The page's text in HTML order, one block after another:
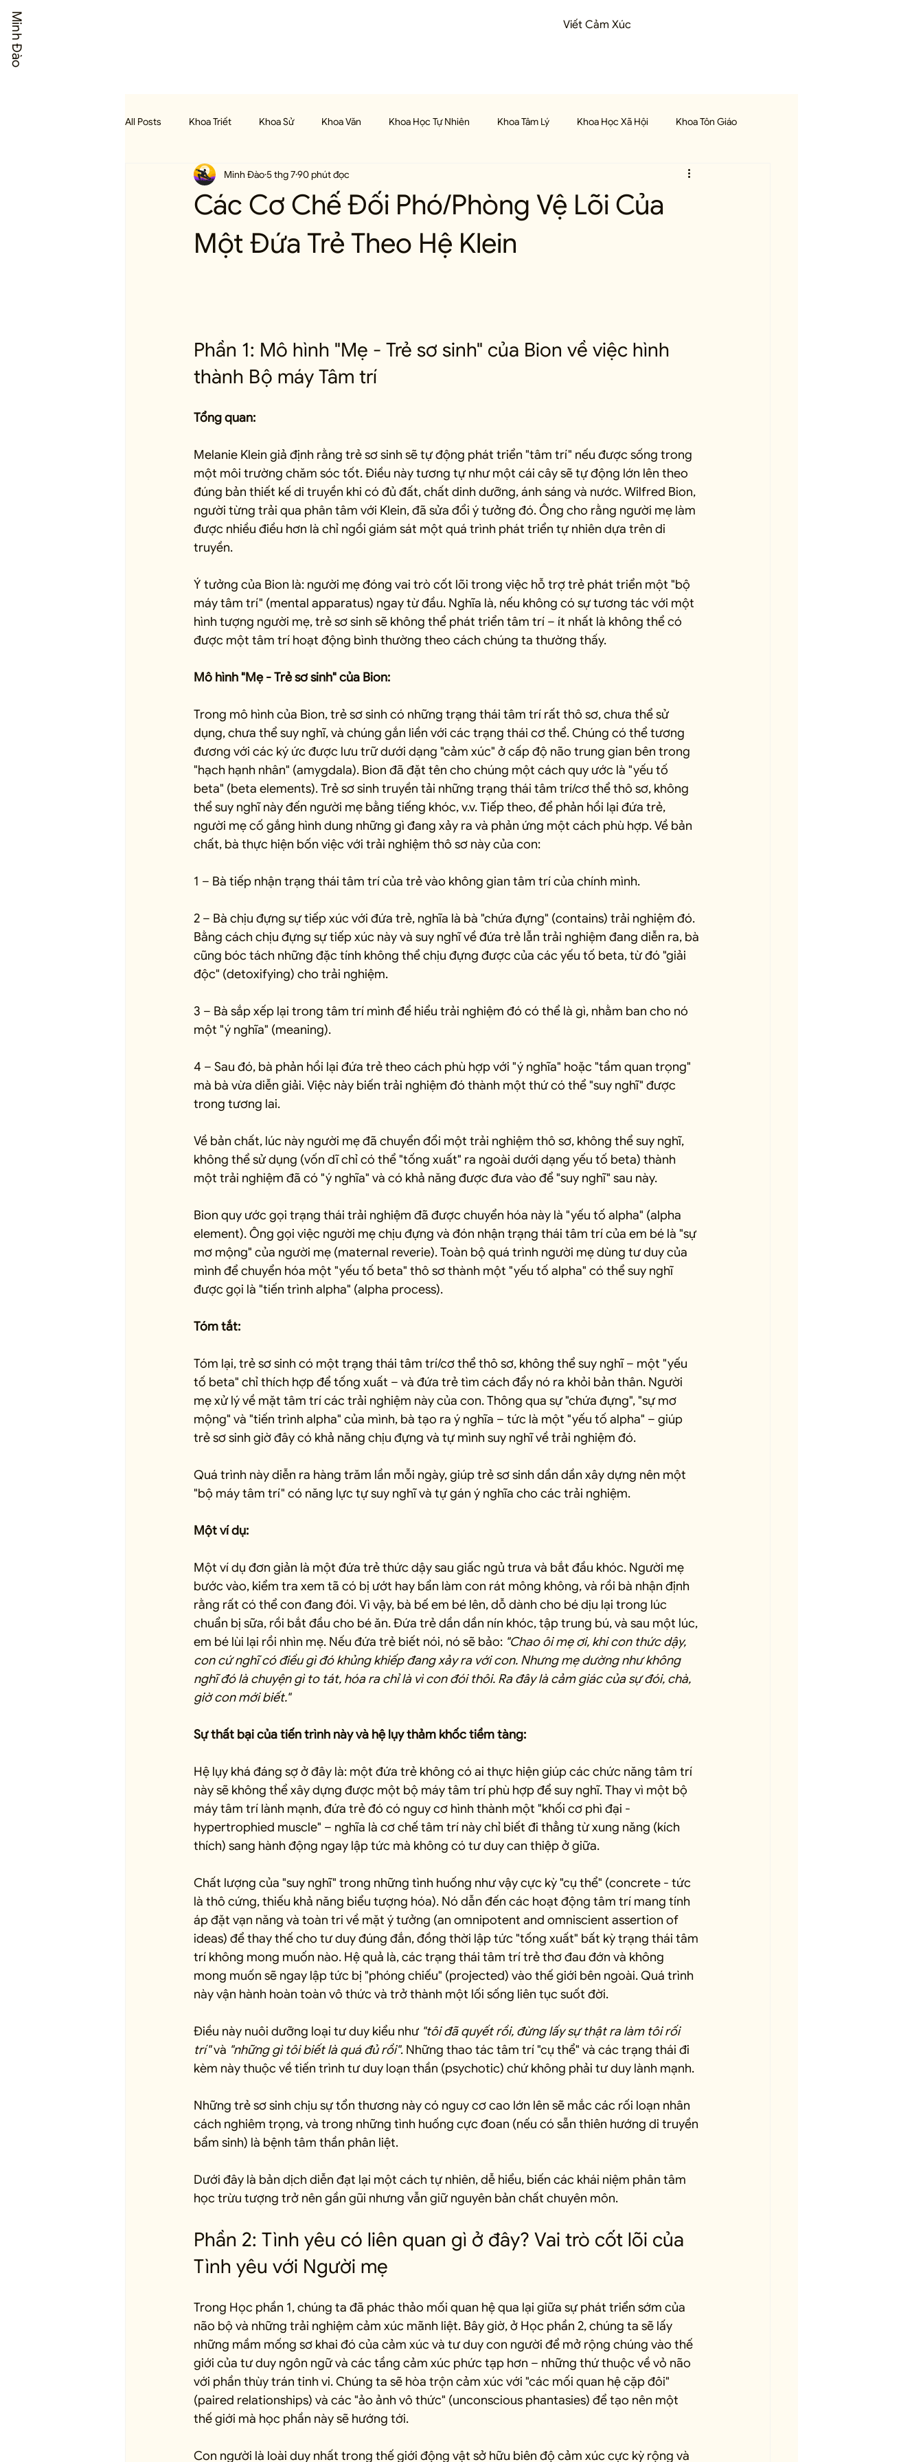
Minh Đào Viết Cảm Xúc
All Posts Khoa Triết Khoa Sử Khoa Văn Khoa Học Tự Nhiên Khoa Tâm Lý Khoa Học Xã Hội Khoa Tôn Giáo
Khoa Nghệ Thuật Khoa Anh Văn Top Báo Học Viết
Các Cơ Chế Đối Phó/Phòng Vệ Lõi Của
Một Đứa Trẻ Theo Hệ Klein
Minh Đào5 thg 790 phút đọc
Phần 1: Mô hình "Mẹ - Trẻ sơ sinh" của Bion về việc hình
thành Bộ máy Tâm trí
Tổng quan:
Melanie Klein giả định rằng trẻ sơ sinh sẽ tự động phát triển "tâm trí" nếu được sống trong
một môi trường chăm sóc tốt. Điều này tương tự như một cái cây sẽ tự động lớn lên theo
đúng bản thiết kế di truyền khi có đủ đất, chất dinh dưỡng, ánh sáng và nước. Wilfred Bion,
người từng trải qua phân tâm với Klein, đã sửa đổi ý tưởng đó. Ông cho rằng người mẹ làm
được nhiều điều hơn là chỉ ngồi giám sát một quá trình phát triển tự nhiên dựa trên di
truyền.
Ý tưởng của Bion là: người mẹ đóng vai trò cốt lõi trong việc hỗ trợ trẻ phát triển một "bộ
máy tâm trí" (mental apparatus) ngay từ đầu. Nghĩa là, nếu không có sự tương tác với một
hình tượng người mẹ, trẻ sơ sinh sẽ không thể phát triển tâm trí – ít nhất là không thể có
được một tâm trí hoạt động bình thường theo cách chúng ta thường thấy.
Mô hình "Mẹ - Trẻ sơ sinh" của Bion:
Trong mô hình của Bion, trẻ sơ sinh có những trạng thái tâm trí rất thô sơ, chưa thể sử
dụng, chưa thể suy nghĩ, và chúng gắn liền với các trạng thái cơ thể. Chúng có thể tương
đương với các ký ức được lưu trữ dưới dạng "cảm xúc" ở cấp độ não trung gian bên trong
"hạch hạnh nhân" (amygdala). Bion đã đặt tên cho chúng một cách quy ước là "yếu tố
beta" (beta elements). Trẻ sơ sinh truyền tải những trạng thái tâm trí/cơ thể thô sơ, không
thể suy nghĩ này đến người mẹ bằng tiếng khóc, v.v. Tiếp theo, để phản hồi lại đứa trẻ,
người mẹ cố gắng hình dung những gì đang xảy ra và phản ứng một cách phù hợp. Về bản
chất, bà thực hiện bốn việc với trải nghiệm thô sơ này của con:
1 – Bà tiếp nhận trạng thái tâm trí của trẻ vào không gian tâm trí của chính mình.
2 – Bà chịu đựng sự tiếp xúc với đứa trẻ, nghĩa là bà "chứa đựng" (contains) trải nghiệm đó.
Bằng cách chịu đựng sự tiếp xúc này và suy nghĩ về đứa trẻ lẫn trải nghiệm đang diễn ra, bà
cũng bóc tách những đặc tính không thể chịu đựng được của các yếu tố beta, từ đó "giải
độc" (detoxifying) cho trải nghiệm.
3 – Bà sắp xếp lại trong tâm trí mình để hiểu trải nghiệm đó có thể là gì, nhằm ban cho nó
một "ý nghĩa" (meaning).
4 – Sau đó, bà phản hồi lại đứa trẻ theo cách phù hợp với "ý nghĩa" hoặc "tầm quan trọng"
mà bà vừa diễn giải. Việc này biến trải nghiệm đó thành một thứ có thể "suy nghĩ" được
trong tương lai.
Về bản chất, lúc này người mẹ đã chuyển đổi một trải nghiệm thô sơ, không thể suy nghĩ,
không thể sử dụng (vốn dĩ chỉ có thể "tống xuất" ra ngoài dưới dạng yếu tố beta) thành
một trải nghiệm đã có "ý nghĩa" và có khả năng được đưa vào để "suy nghĩ" sau này.
Bion quy ước gọi trạng thái trải nghiệm đã được chuyển hóa này là "yếu tố alpha" (alpha
element). Ông gọi việc người mẹ chịu đựng và đón nhận trạng thái tâm trí của em bé là "sự
mơ mộng" của người mẹ (maternal reverie). Toàn bộ quá trình người mẹ dùng tư duy của
mình để chuyển hóa một "yếu tố beta" thô sơ thành một "yếu tố alpha" có thể suy nghĩ
được gọi là "tiến trình alpha" (alpha process).
Tóm tắt:
Tóm lại, trẻ sơ sinh có một trạng thái tâm trí/cơ thể thô sơ, không thể suy nghĩ – một "yếu
tố beta" chỉ thích hợp để tống xuất – và đứa trẻ tìm cách đẩy nó ra khỏi bản thân. Người
mẹ xử lý về mặt tâm trí các trải nghiệm này của con. Thông qua sự "chứa đựng", "sự mơ
mộng" và "tiến trình alpha" của mình, bà tạo ra ý nghĩa – tức là một "yếu tố alpha" – giúp
trẻ sơ sinh giờ đây có khả năng chịu đựng và tự mình suy nghĩ về trải nghiệm đó.
Quá trình này diễn ra hàng trăm lần mỗi ngày, giúp trẻ sơ sinh dần dần xây dựng nên một
"bộ máy tâm trí" có năng lực tự suy nghĩ và tự gán ý nghĩa cho các trải nghiệm.
Một ví dụ:
Một ví dụ đơn giản là một đứa trẻ thức dậy sau giấc ngủ trưa và bắt đầu khóc. Người mẹ
bước vào, kiểm tra xem tã có bị ướt hay bẩn làm con rát mông không, và rồi bà nhận định
rằng rất có thể con đang đói. Vì vậy, bà bế em bé lên, dỗ dành cho bé dịu lại trong lúc
chuẩn bị sữa, rồi bắt đầu cho bé ăn. Đứa trẻ dần dần nín khóc, tập trung bú, và sau một lúc,
em bé lùi lại rồi nhìn mẹ. Nếu đứa trẻ biết nói, nó sẽ bảo: "Chao ôi mẹ ơi, khi con thức dậy,
con cứ nghĩ có điều gì đó khủng khiếp đang xảy ra với con. Nhưng mẹ dường như không
nghĩ đó là chuyện gì to tát, hóa ra chỉ là vì con đói thôi. Ra đây là cảm giác của sự đói, chà,
giờ con mới biết."
Sự thất bại của tiến trình này và hệ lụy thảm khốc tiềm tàng:
Hệ lụy khá đáng sợ ở đây là: một đứa trẻ không có ai thực hiện giúp các chức năng tâm trí
này sẽ không thể xây dựng được một bộ máy tâm trí phù hợp để suy nghĩ. Thay vì một bộ
máy tâm trí lành mạnh, đứa trẻ đó có nguy cơ hình thành một "khối cơ phì đại -
hypertrophied muscle" – nghĩa là cơ chế tâm trí này chỉ biết đi thẳng từ xung năng (kích
thích) sang hành động ngay lập tức mà không có tư duy can thiệp ở giữa.
Chất lượng của "suy nghĩ" trong những tình huống như vậy cực kỳ "cụ thể" (concrete - tức
là thô cứng, thiếu khả năng biểu tượng hóa). Nó dẫn đến các hoạt động tâm trí mang tính
áp đặt vạn năng và toàn tri về mặt ý tưởng (an omnipotent and omniscient assertion of
ideas) để thay thế cho tư duy đúng đắn, đồng thời lập tức "tống xuất" bất kỳ trạng thái tâm
trí không mong muốn nào. Hệ quả là, các trạng thái tâm trí trẻ thơ đau đớn và không
mong muốn sẽ ngay lập tức bị "phóng chiếu" (projected) vào thế giới bên ngoài. Quá trình
này vận hành hoàn toàn vô thức và trở thành một lối sống liên tục suốt đời.
Điều này nuôi dưỡng loại tư duy kiểu như "tôi đã quyết rồi, đừng lấy sự thật ra làm tôi rối
trí" và "những gì tôi biết là quá đủ rồi". Những thao tác tâm trí "cụ thể" và các trạng thái đi
kèm này thuộc về tiến trình tư duy loạn thần (psychotic) chứ không phải tư duy lành mạnh.
Những trẻ sơ sinh chịu sự tổn thương này có nguy cơ cao lớn lên sẽ mắc các rối loạn nhân
cách nghiêm trọng, và trong những tình huống cực đoan (nếu có sẵn thiên hướng di truyền
bẩm sinh) là bệnh tâm thần phân liệt.
Dưới đây là bản dịch diễn đạt lại một cách tự nhiên, dễ hiểu, biến các khái niệm phân tâm
học trừu tượng trở nên gần gũi nhưng vẫn giữ nguyên bản chất chuyên môn.
Phần 2: Tình yêu có liên quan gì ở đây? Vai trò cốt lõi của
Tình yêu với Người mẹ
Trong Học phần 1, chúng ta đã phác thảo mối quan hệ qua lại giữa sự phát triển sớm của
não bộ và những trải nghiệm cảm xúc mãnh liệt. Bây giờ, ở Học phần 2, chúng ta sẽ lấy
những mầm mống sơ khai đó của cảm xúc và tư duy con người để mở rộng chúng vào thế
giới của tư duy ngôn ngữ và các tầng cảm xúc phức tạp hơn – những thứ thuộc về vỏ não
với phần thùy trán tinh vi. Chúng ta sẽ hòa trộn cảm xúc với "các mối quan hệ cặp đôi"
(paired relationships) và các "ảo ảnh vô thức" (unconscious phantasies) để tạo nên một
thế giới mà học phần này sẽ hướng tới.
Con người là loài duy nhất trong thế giới động vật sở hữu biên độ cảm xúc cực kỳ rộng và